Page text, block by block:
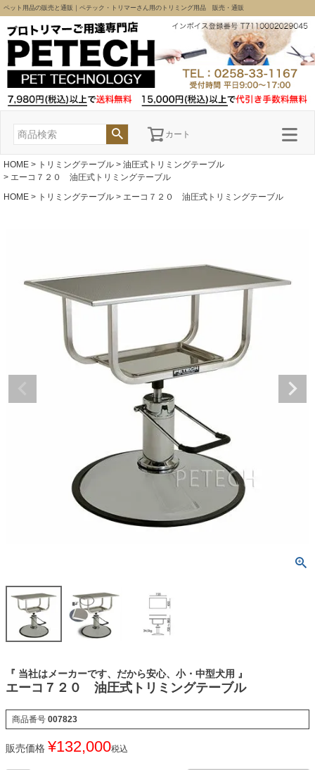
ペット用品の販売と通販｜ペテック・トリマーさん用のトリミング用品 販売・通販
カート
HOME トリミングテーブル
油圧式トリミングテーブル
エーコ７２０ 油圧式トリミングテーブル
HOME
トリミングテーブル エーコ７２０ 油圧式トリミングテーブル
『 当社はメーカーです、だから安心、小・中型犬用 』
エーコ７２０ 油圧式トリミングテーブル
商品番号 007823
販売価格 ¥132,000税込